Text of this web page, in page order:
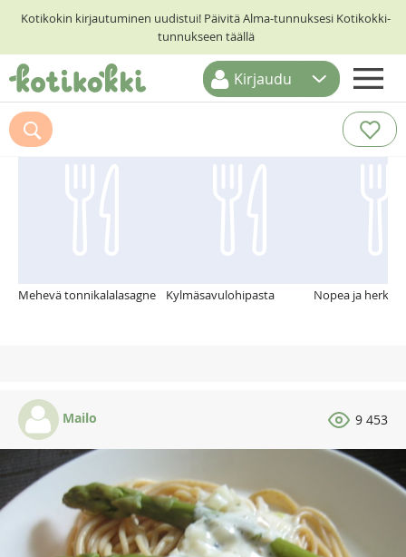
Kotikokin kirjautuminen uudistui! Päivitä Alma-tunnuksesi Kotikokki-
tunnukseen täällä
ETUSIVU
RESEPTIHAKU
Kirjaudu
Suosittelemme myös
Mehevä tonnikalalasagne Kylmäsavulohipasta Nopea ja
Mailo 9 453